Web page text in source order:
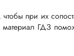
при их
материал ГДЗ